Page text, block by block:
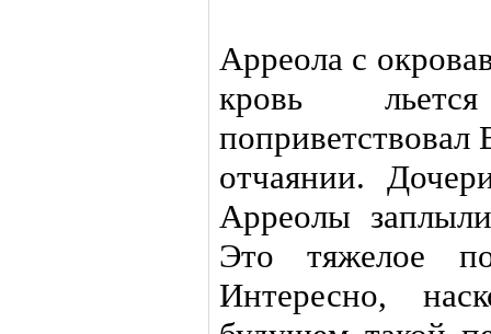
Арреола с
кровь
поприветствовал
отчаянии.
Арреолы
Это тяжелое
Интересно,